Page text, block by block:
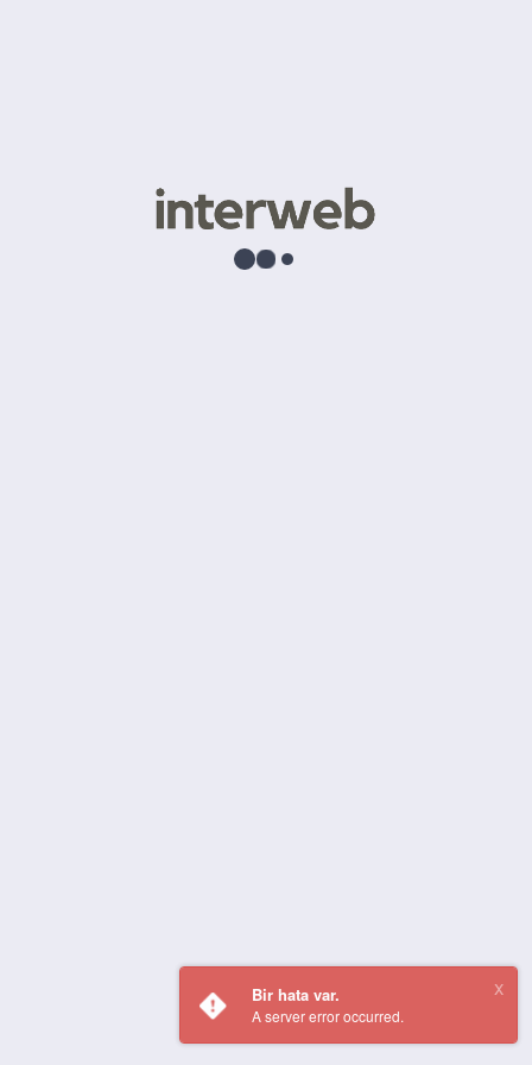
Bir hata var.
A server error occurred.